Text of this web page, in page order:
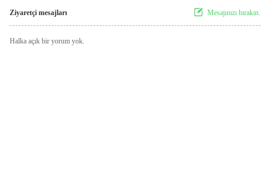
Ziyaretçi mesajları Mesajınızı bırakın.
Halka açık bir yorum yok.